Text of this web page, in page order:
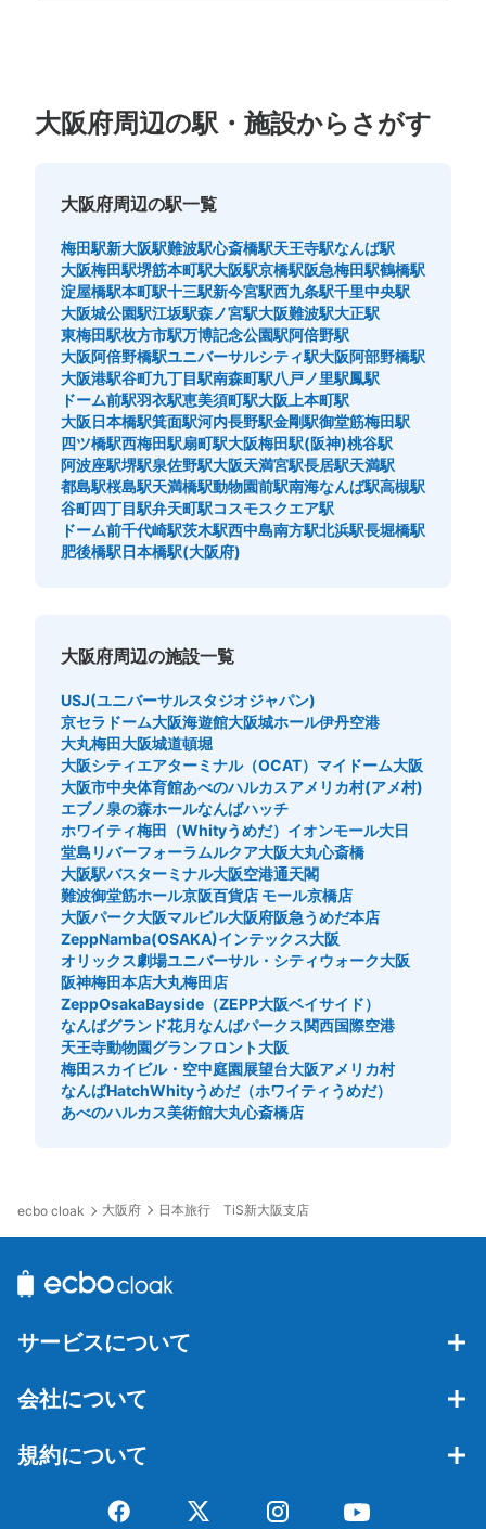
大阪府周辺の駅・施設からさがす
大阪府周辺の駅一覧
梅田駅新大阪駅難波駅心斎橋駅天王寺駅なんば駅
大阪梅田駅堺筋本町駅大阪駅京橋駅阪急梅田駅鶴橋駅
淀屋橋駅本町駅十三駅新今宮駅西九条駅千里中央駅
大阪城公園駅江坂駅森ノ宮駅大阪難波駅大正駅
東梅田駅枚方市駅万博記念公園駅阿倍野駅
大阪阿倍野橋駅ユニバーサルシティ駅大阪阿部野橋駅
大阪港駅谷町九丁目駅南森町駅八戸ノ里駅鳳駅
ドーム前駅羽衣駅恵美須町駅大阪上本町駅
大阪日本橋駅箕面駅河内長野駅金剛駅御堂筋梅田駅
四ツ橋駅西梅田駅扇町駅大阪梅田駅(阪神)桃谷駅
阿波座駅堺駅泉佐野駅大阪天満宮駅長居駅天満駅
都島駅桜島駅天満橋駅動物園前駅南海なんば駅高槻駅
谷町四丁目駅弁天町駅コスモスクエア駅
ドーム前千代崎駅茨木駅西中島南方駅北浜駅長堀橋駅
肥後橋駅日本橋駅(大阪府)
大阪府周辺の施設一覧
USJ(ユニバーサルスタジオジャパン)
京セラドーム大阪海遊館大阪城ホール伊丹空港
大丸梅田大阪城道頓堀
大阪シティエアターミナル（OCAT） マイドーム大阪
大阪市中央体育館あべのハルカスアメリカ村(アメ村)
エブノ泉の森ホールなんばハッチ
ホワイティ梅田（Whityうめだ） イオンモール大日
堂島リバーフォーラムルクア大阪大丸心斎橋
大阪駅バスターミナル大阪空港通天閣
難波御堂筋ホール京阪百貨店 モール京橋店
大阪パーク大阪マルビル大阪府阪急うめだ本店
ZeppNamba(OSAKA)インテックス大阪
オリックス劇場ユニバーサル・シティウォーク大阪
阪神梅田本店大丸梅田店
ZeppOsakaBayside（ZEPP大阪ベイサイド）
なんばグランド花月なんばパークス関西国際空港
天王寺動物園グランフロント大阪
梅田スカイビル・空中庭園展望台大阪アメリカ村
なんばHatchWhityうめだ（ホワイティうめだ）
あべのハルカス美術館大丸心斎橋店
ecbo cloak 大阪府 日本旅行 TiS新大阪支店
サービスについて
会社について
規約について